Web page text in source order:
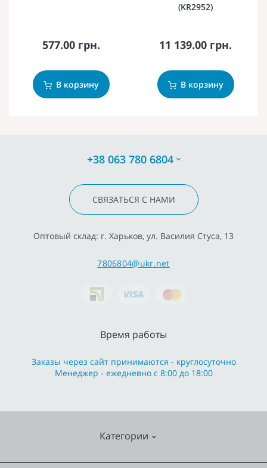
577.00 грн.
В корзину
(KR2952)
11 139.00 грн.
В корзину
+38 063 780 6804
СВЯЗАТЬСЯ С НАМИ
Оптовый склад: г. Харьков, ул. Василия Стуса, 13
7806804@ukr.net
Категории
Время работы
Заказы через сайт принимаются - круглосуточно
Менеджер - ежедневно с 8:00 до 18:00